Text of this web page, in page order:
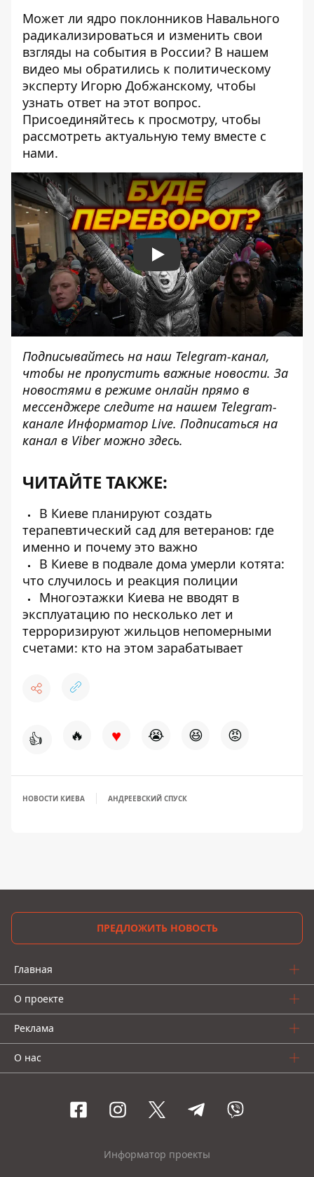
Может ли ядро ​​поклонников Навального
радикализироваться и изменить свои
взгляды на события в России? В нашем
видео мы обратились к политическому
эксперту Игорю Добжанскому, чтобы
узнать ответ на этот вопрос.
Присоединяйтесь к просмотру, чтобы
рассмотреть актуальную тему вместе с
нами.
Play
Подписывайтесь на наш Telegram-канал,
чтобы не пропустить важные новости. За
новостями в режиме онлайн прямо в
мессенджере следите на нашем Telegram-
канале Информатор Live. Подписаться на
канал в Viber можно здесь.
ЧИТАЙТЕ ТАКЖЕ:
В Киеве планируют создать
терапевтический сад для ветеранов: где
именно и почему это важно
В Киеве в подвале дома умерли котята:
что случилось и реакция полиции
Многоэтажки Киева не вводят в
эксплуатацию по несколько лет и
терроризируют жильцов непомерными
счетами: кто на этом зарабатывает
👍 🔥 ♥ 😭 😆 😡
НОВОСТИ КИЕВА АНДРЕЕВСКИЙ СПУСК
ПРЕДЛОЖИТЬ НОВОСТЬ
Главная
О проекте
Реклама
О нас
Информатор проекты